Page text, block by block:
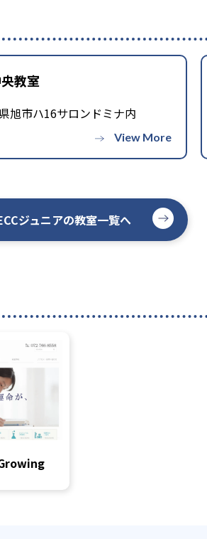
教室
旭市ハ16サロンドミナ内
ジュニアの教室一覧へ